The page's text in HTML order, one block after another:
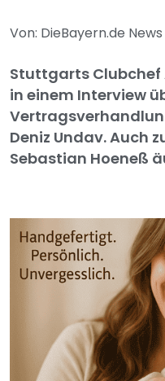
Von: DieBayern.de News
Stuttgarts Clubchef
in einem Interview
Deniz Undav. Auch
Sebastian Hoeneß